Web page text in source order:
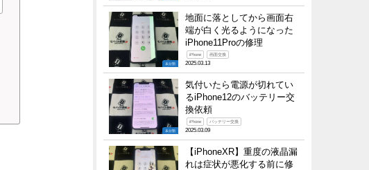
未分類
地面に落としてから画面右
端が白く光るようになった
iPhone11Proの修理
iPhone 画面交換
2025.03.13
未分類
気付いたら電源が切れてい
るiPhone12のバッテリー交
換依頼
iPhone バッテリー交換
2025.03.09
【iPhoneXR】重度の液晶漏
れは症状が悪化する前に修